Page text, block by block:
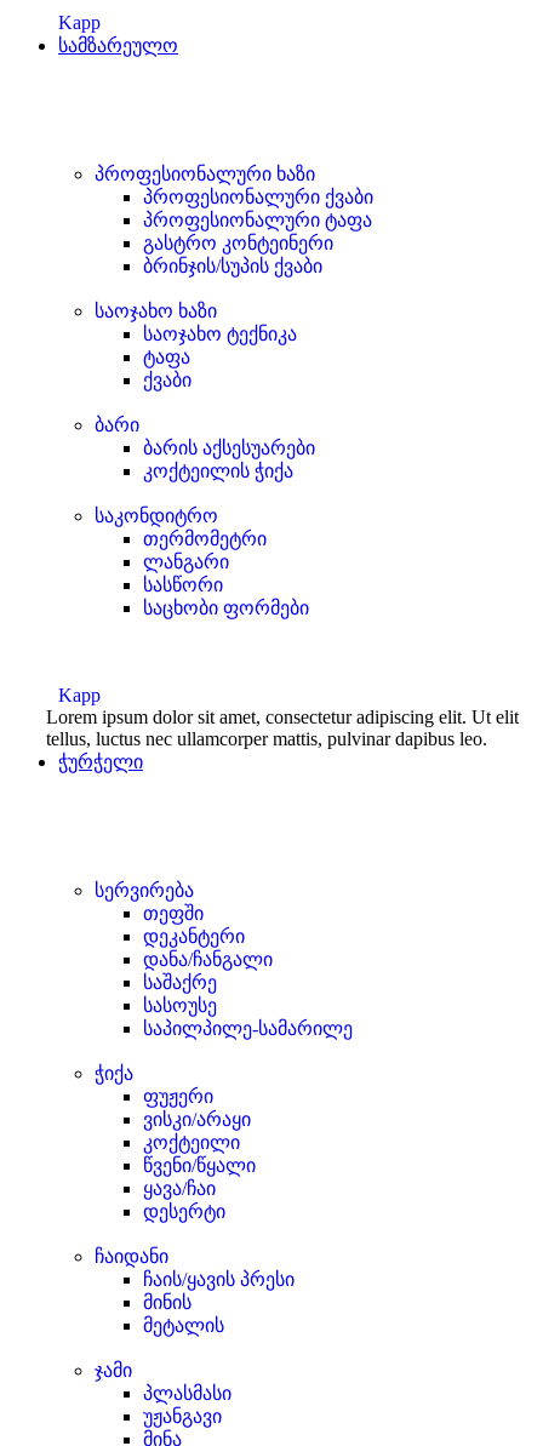
Kapp
სამზარეულო
პროფესიონალური ხაზი
პროფესიონალური ქვაბი
პროფესიონალური ტაფა
გასტრო კონტეინერი
ბრინჯის/სუპის ქვაბი
საოჯახო ხაზი
საოჯახო ტექნიკა
ტაფა
ქვაბი
ბარი
ბარის აქსესუარები
კოქტეილის ჭიქა
საკონდიტრო
თერმომეტრი
ლანგარი
სასწორი
საცხობი ფორმები
Kapp
Lorem ipsum dolor sit amet, consectetur adipiscing elit. Ut elit
tellus, luctus nec ullamcorper mattis, pulvinar dapibus leo.
ჭურჭელი
სერვირება
თეფში
დეკანტერი
დანა/ჩანგალი
საშაქრე
სასოუსე
საპილპილე-სამარილე
ჭიქა
ფუჟერი
ვისკი/არაყი
კოქტეილი
წვენი/წყალი
ყავა/ჩაი
დესერტი
ჩაიდანი
ჩაის/ყავის პრესი
მინის
მეტალის
ჯამი
პლასმასი
უჟანგავი
მინა